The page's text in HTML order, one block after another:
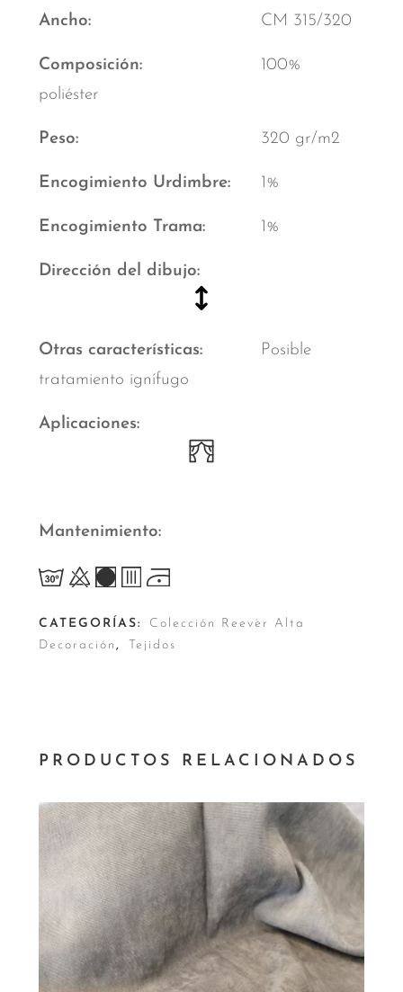
Ancho CM 315/320
Composición
100%
poliéster
Peso 320 gr/m2
Encogimiento Urdimbre 1%
Encogimiento Trama 1%
Dirección del dibujo
Otras características
Posible
tratamiento ignífugo
Aplicaciones
Mantenimiento
CATEGORÍAS:
Colección Reevèr Alta
Decoración , Tejidos
PRODUCTOS RELACIONADOS